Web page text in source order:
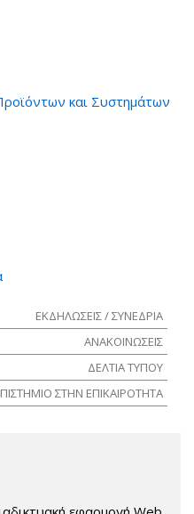
και Συστημάτων
ΕΚΔΗΛΩΣΕΙΣ / ΣΥΝΕΔΡΙΑ
ΑΝΑΚΟΙΝΩΣΕΙΣ
ΔΕΛΤΙΑ ΤΥΠΟΥ
ΣΤΗΝ ΕΠΙΚΑΙΡΟΤΗΤΑ